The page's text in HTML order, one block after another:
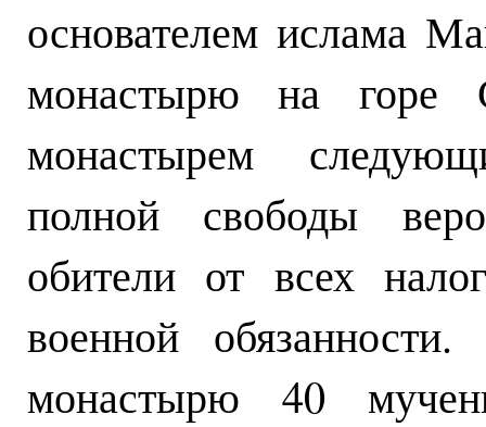
основателем ислама
монастырю на горе
монастырем
полной свободы
обители от всех
военной
монастырю 40